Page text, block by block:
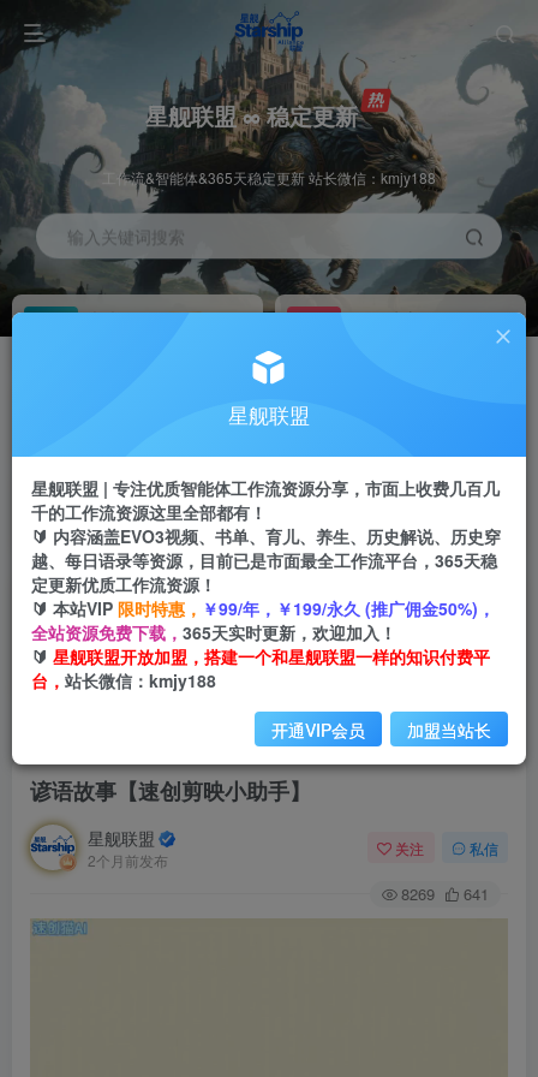
星舰联盟 ∞ 稳定更新
工作流&智能体&365天稳定更新 站长微信：kmjy188
输入关键词搜索
加入会员 工作流主页
每周免费工作流体验
站长招募
推荐
项目周期预估10年
谚语故事【速创剪映小助手】
星舰联盟
2个月前发布
关注 私信
8269 641
视
星舰联盟
星舰联盟 | 专注优质智能体工作流资源分享，市面上收费几百几
千的工作流资源这里全部都有！
🔰 内容涵盖EVO3视频、书单、育儿、养生、历史解说、历史穿
越、每日语录等资源，目前已是市面最全工作流平台，365天稳
定更新优质工作流资源！
🔰 本站VIP 限时特惠， ￥99/年，￥199/永久 (推广佣金50%)，
全站资源免费下载， 365天实时更新，欢迎加入！
🔰 星舰联盟开放加盟，搭建一个和星舰联盟一样的知识付费平
台， 站长微信：kmjy188
开通VIP会员 加盟当站长